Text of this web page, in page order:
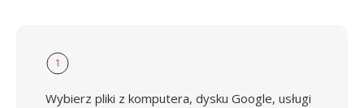
1
Wybierz pliki z komputera, dysku Google, usługi